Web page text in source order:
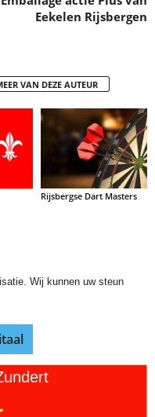
Eekelen Rijsbergen
VAN DEZE AUTEUR
Rijsbergse Dart Masters
Wij kunnen uw steun